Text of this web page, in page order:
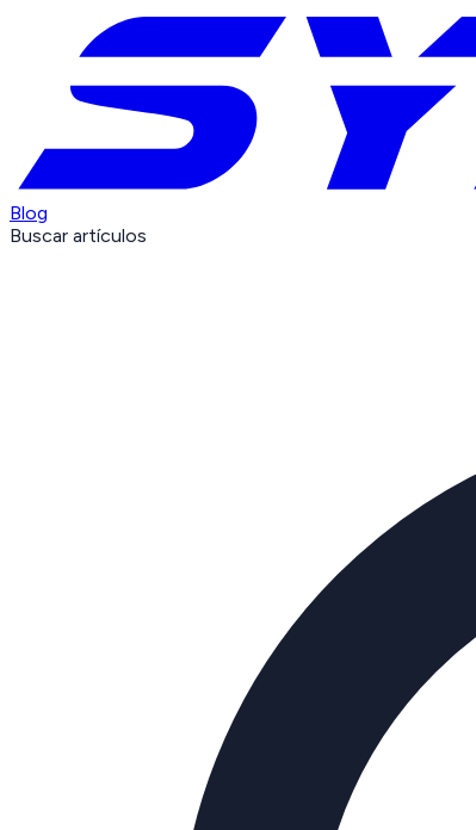
Blog
Buscar artículos